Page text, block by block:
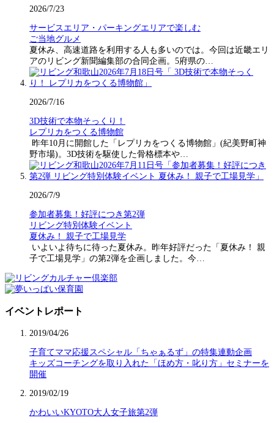
2026/7/23
サービスエリア・パーキングエリアで楽しむ
ご当地グルメ
夏休み、高速道路を利用する人も多いのでは。今回は近畿エリ
アのリビング新聞編集部の合同企画。5府県の…
2026/7/16
3D技術で本物そっくり！
レプリカをつくる博物館
昨年10月に開館した「レプリカをつくる博物館」(紀美野町神
野市場)。3D技術を駆使した骨格標本や…
2026/7/9
参加者募集！好評につき第2弾
リビング特別体験イベント
夏休み！ 親子で工場見学
いよいよ待ちに待った夏休み。昨年好評だった「夏休み！ 親
子で工場見学」の第2弾を企画しました。今…
イベントレポート
2019/04/26
子育てママ応援スペシャル「ちゃぁるず」の特集連動企画
キッズコーチングを取り入れた「ほめ方・叱り方」セミナーを
開催
2019/02/19
かわいいKYOTO大人女子旅第2弾